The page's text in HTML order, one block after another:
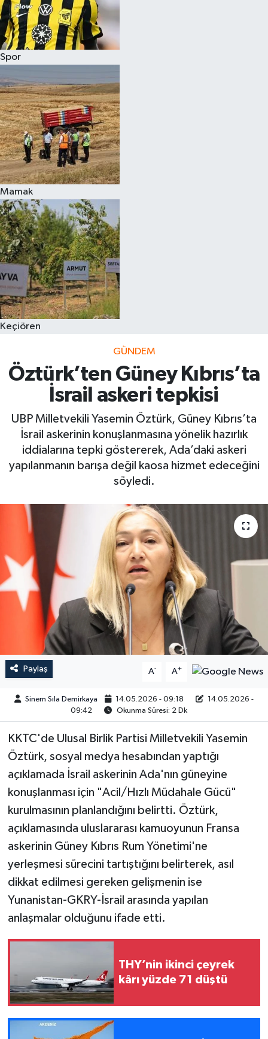
Spor
Mamak
Keçiören
GÜNDEM
Öztürk’ten Güney Kıbrıs’ta
İsrail askeri tepkisi
UBP Milletvekili Yasemin Öztürk, Güney Kıbrıs’ta
İsrail askerinin konuşlanmasına yönelik hazırlık
iddialarına tepki göstererek, Ada’daki askeri
yapılanmanın barışa değil kaosa hizmet edeceğini
söyledi.
Paylaş A- A+
Sinem Sıla Demirkaya 14.05.2026 - 09:18
14.05.2026 -
09:42
Okunma Süresi: 2 Dk
KKTC'de Ulusal Birlik Partisi Milletvekili Yasemin
Öztürk, sosyal medya hesabından yaptığı
açıklamada İsrail askerinin Ada'nın güneyine
konuşlanması için "Acil/Hızlı Müdahale Gücü"
kurulmasının planlandığını belirtti. Öztürk,
açıklamasında uluslararası kamuoyunun Fransa
askerinin Güney Kıbrıs Rum Yönetimi'ne
yerleşmesi sürecini tartıştığını belirterek, asıl
dikkat edilmesi gereken gelişmenin ise
Yunanistan-GKRY-İsrail arasında yapılan
anlaşmalar olduğunu ifade etti.
THY’nin ikinci çeyrek
kârı yüzde 71 düştü